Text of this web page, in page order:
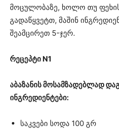
მოცულობაზე, ხოლო თუ ფეხის
გადაწყვეტთ, მაშინ
შეამცირეთ 5-ჯერ.
რეცეპტი N1
აბაზანის მოსამზადებლად
ინგრედიენტები:
საკვები სოდა 100 გრ